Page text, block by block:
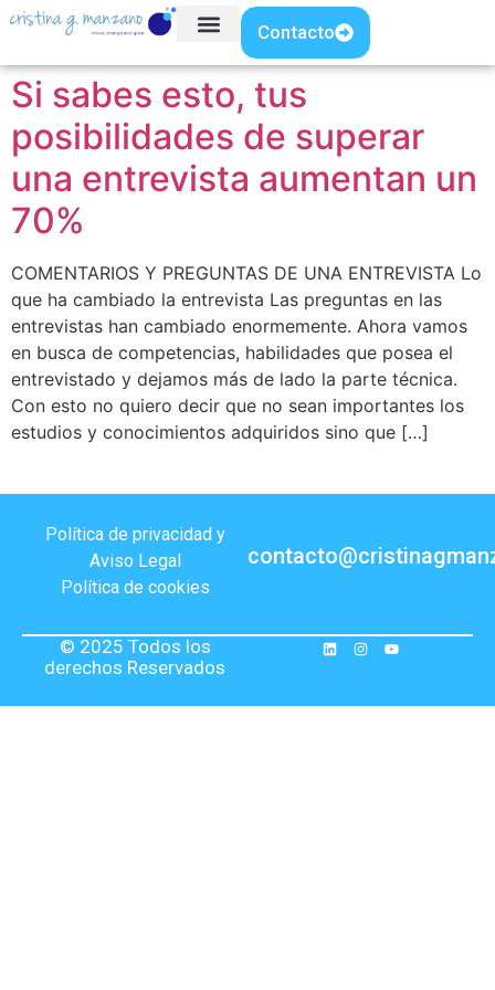
Contacto
Si sabes esto, tus
posibilidades de superar
una entrevista aumentan un
70%
COMENTARIOS Y PREGUNTAS DE UNA ENTREVISTA Lo
que ha cambiado la entrevista Las preguntas en las
entrevistas han cambiado enormemente. Ahora vamos
en busca de competencias, habilidades que posea el
entrevistado y dejamos más de lado la parte técnica.
Con esto no quiero decir que no sean importantes los
estudios y conocimientos adquiridos sino que […]
Política de privacidad y
Aviso Legal
Política de cookies
© 2025 Todos los
derechos Reservados